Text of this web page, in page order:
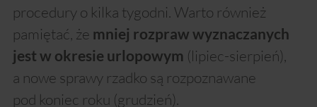
procedury o kilka tygodni. Warto również
pamiętać, że mniej rozpraw wyznaczanych
jest w okresie urlopowym (lipiec-sierpień),
a nowe sprawy rzadko są rozpoznawane
pod koniec roku (grudzień).